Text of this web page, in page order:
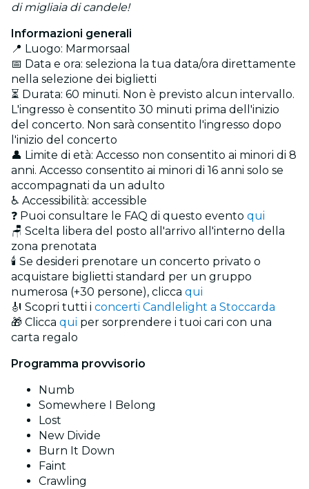
di migliaia di candele!
Informazioni generali
📍 Luogo: Marmorsaal
📅 Data e ora: seleziona la tua data/ora direttamente
nella selezione dei biglietti
⏳ Durata: 60 minuti. Non è previsto alcun intervallo.
L'ingresso è consentito 30 minuti prima dell'inizio
del concerto. Non sarà consentito l'ingresso dopo
l'inizio del concerto
👤 Limite di età: Accesso non consentito ai minori di 8
anni. Accesso consentito ai minori di 16 anni solo se
accompagnati da un adulto
♿ Accessibilità: accessible
❓ Puoi consultare le FAQ di questo evento qui
🪑 Scelta libera del posto all'arrivo all'interno della
zona prenotata
🕯️ Se desideri prenotare un concerto privato o
acquistare biglietti standard per un gruppo
numerosa (+30 persone), clicca qui
🎻 Scopri tutti i concerti Candlelight a Stoccarda
🎁 Clicca qui per sorprendere i tuoi cari con una
carta regalo
Programma provvisorio
Numb
Somewhere I Belong
Lost
New Divide
Burn It Down
Faint
Crawling